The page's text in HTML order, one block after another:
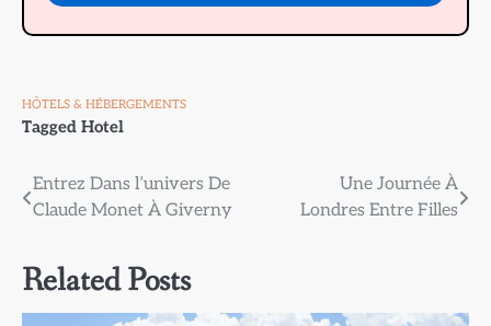
HÔTELS & HÉBERGEMENTS
Tagged Hotel
Navigation
l’article
Entrez Dans l’univers De
Claude Monet À Giverny
Une Journée À
Londres Entre Filles
Related Posts